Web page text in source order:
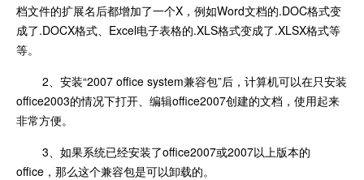
档文件的扩展名后都增加了一个X，例如Word文档的.DOC格式变
成了.DOCX格式、Excel电子表格的.XLS格式变成了.XLSX格式等
等。
2、安装“2007 office system兼容包”后，计算机可以在只安装
office2003的情况下打开、编辑office2007创建的文档，使用起来
非常方便。
3、如果系统已经安装了office2007或2007以上版本的
office，那么这个兼容包是可以卸载的。